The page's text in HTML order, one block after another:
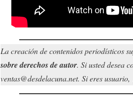
La creación de contenidos periodísticos
sobre derechos de autor. Si usted desea
ventas@desdelacuna.net. Si eres